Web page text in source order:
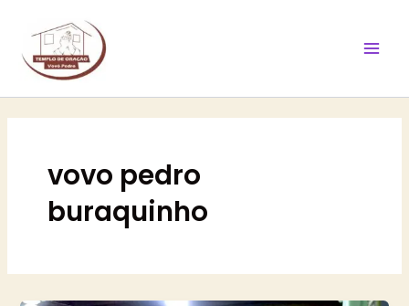
conteúdo
vovo pedro
buraquinho